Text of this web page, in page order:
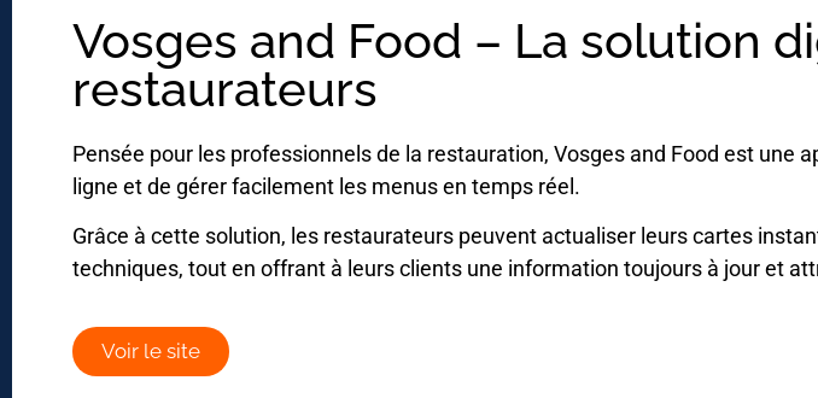
Vosges and Food – La solution
restaurateurs
Pensée pour les professionnels de la restauration, Vosges and Food est une
ligne et de gérer facilement les menus en temps réel.
Grâce à cette solution, les restaurateurs peuvent actualiser leurs cartes
techniques, tout en offrant à leurs clients une information toujours à jour et
Voir le site